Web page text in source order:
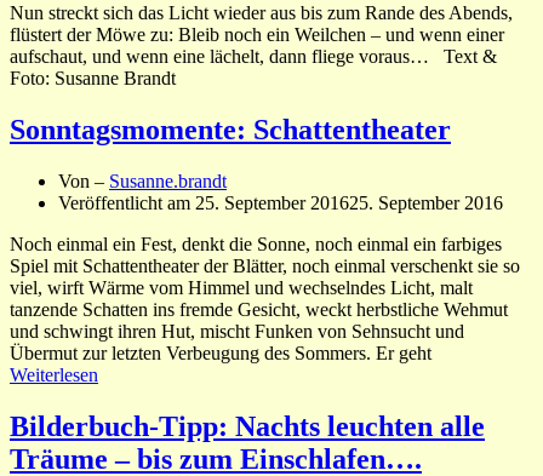
Nun streckt sich das Licht wieder aus bis zum Rande des Abends,
flüstert der Möwe zu: Bleib noch ein Weilchen – und wenn einer
aufschaut, und wenn eine lächelt, dann fliege voraus… Text &
Foto: Susanne Brandt
Sonntagsmomente: Schattentheater
Von – Susanne.brandt
Veröffentlicht am 25. September 201625. September 2016
Noch einmal ein Fest, denkt die Sonne, noch einmal ein farbiges
Spiel mit Schattentheater der Blätter, noch einmal verschenkt sie so
viel, wirft Wärme vom Himmel und wechselndes Licht, malt
tanzende Schatten ins fremde Gesicht, weckt herbstliche Wehmut
und schwingt ihren Hut, mischt Funken von Sehnsucht und
Übermut zur letzten Verbeugung des Sommers. Er geht
Weiterlesen
Bilderbuch-Tipp: Nachts leuchten alle
Träume – bis zum Einschlafen….